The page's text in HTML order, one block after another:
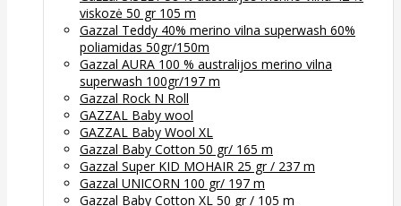
viskozė 50 gr 105 m
Gazzal Teddy 40% merino vilna superwash 60%
poliamidas 50gr/150m
Gazzal AURA 100 % australijos merino vilna
superwash 100gr/197 m
Gazzal Rock N Roll
GAZZAL Baby wool
GAZZAL Baby Wool XL
Gazzal Baby Cotton 50 gr/ 165 m
Gazzal Super KID MOHAIR 25 gr / 237 m
Gazzal UNICORN 100 gr/ 197 m
Gazzal Baby Cotton XL 50 gr / 105 m